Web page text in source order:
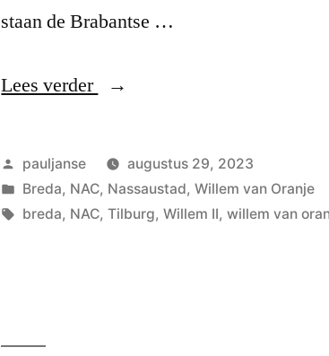
staan de Brabantse …
Lees verder “Derby”
Geplaatst
door
pauljanse
augustus 29, 2023
Geplaatst
in
Breda, NAC, Nassaustad,Willem van Oranje
Tags:
breda, NAC,Tilburg,Willem II,willem van